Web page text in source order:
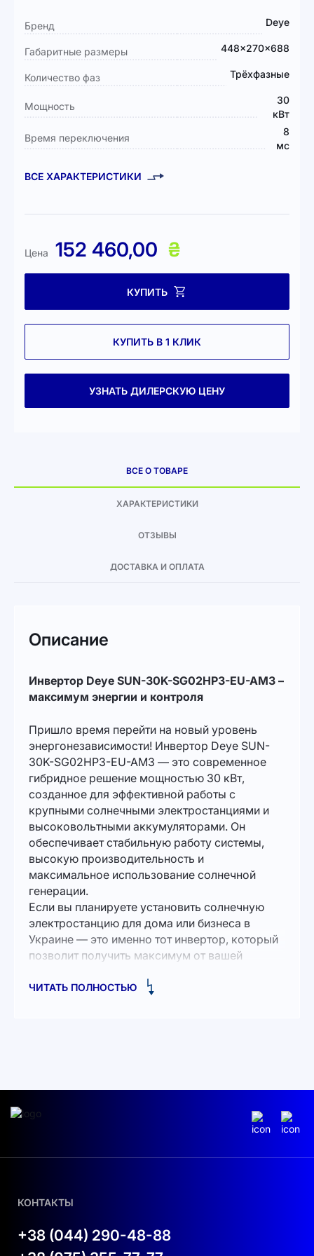
Подробная
информация
Бренд Deye
Габаритные размеры 448×270×688
Количество фаз Трёхфазные
Мощность
30
кВт
Время переключения
8
мс
ВСЕ ХАРАКТЕРИСТИКИ
Цена 152 460,00 ₴
КУПИТЬ
КУПИТЬ В 1 КЛИК
УЗНАТЬ ДИЛЕРСКУЮ ЦЕНУ
ВСЕ О ТОВАРЕ
ХАРАКТЕРИСТИКИ
ОТЗЫВЫ
ДОСТАВКА И ОПЛАТА
Описание
Инвертор Deye SUN-30K-SG02HP3-EU-AM3 –
максимум энергии и контроля
Пришло время перейти на новый уровень
энергонезависимости! Инвертор Deye SUN-
30K-SG02HP3-EU-AM3 — это современное
гибридное решение мощностью 30 кВт,
созданное для эффективной работы с
крупными солнечными электростанциями и
высоковольтными аккумуляторами. Он
обеспечивает стабильную работу системы,
высокую производительность и
максимальное использование солнечной
генерации.
Если вы планируете установить солнечную
электростанцию для дома или бизнеса в
Украине — это именно тот инвертор, который
позволит получить максимум от вашей
нагрузки и подходит как для частных
230/400 В.
Работает с высоковольтными (HV)
аккумуляторными системами.
ЧИТАТЬ ПОЛНОСТЬЮ
КОНТАКТЫ
+38 (044) 290-48-88